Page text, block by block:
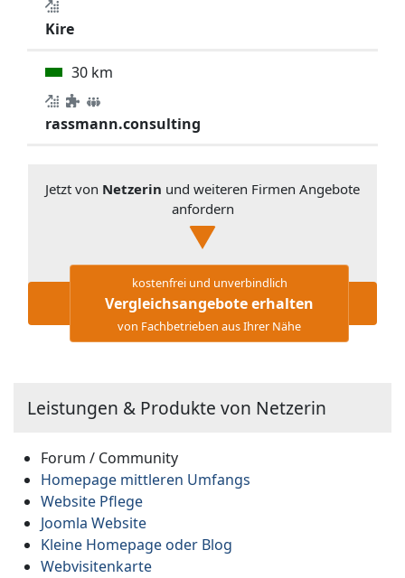
Kire
30 km
rassmann.consulting
Jetzt von Netzerin und weiteren Firmen Angebote
anfordern
kostenfrei und unverbindlich
Vergleichsangebote erhalten
von Fachbetrieben aus Ihrer Nähe
Leistungen & Produkte von Netzerin
Forum / Community
Homepage mittleren Umfangs
Website Pflege
Joomla Website
Kleine Homepage oder Blog
Webvisitenkarte